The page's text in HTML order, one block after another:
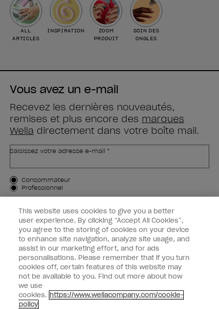
ALL
ARTICLES
INSPIRATION
ZOOM
PRODUIT
SOIN DES
ONGLES
Vous avez un e-mail
Recevez les dernières nouveautés,
remises et plus encore des marques
Wella directement dans votre boîte mail.
Saisissez votre adresse e-mail *
Type de client
Consommateur
Professionnel
M'INSCRIRE
Informations clients
OPI & vous
instagramfacebook
This website uses cookies to give you a better
user experience. By clicking “Accept All Cookies”,
you agree to the storing of cookies on your device
to enhance site navigation, analyze site usage, and
assist in our marketing effort, and for ads
personalisations. Please remember that if you turn
cookies off, certain features of this website may
not be available to you. Find out more about how
we use
cookies. https://www.wellacompany.com/cookie-
policy